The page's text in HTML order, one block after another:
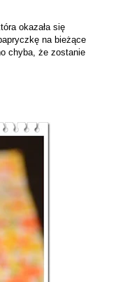
okazała się
na bieżące
chyba, że zostanie